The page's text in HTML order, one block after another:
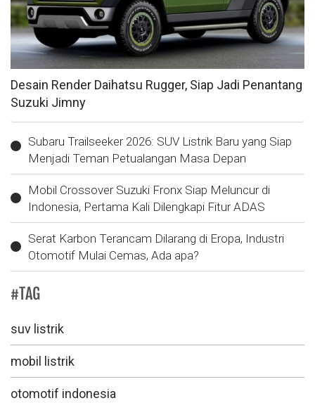
Desain Render Daihatsu Rugger, Siap Jadi Penantang
Suzuki Jimny
Subaru Trailseeker 2026: SUV Listrik Baru yang Siap
Menjadi Teman Petualangan Masa Depan
Mobil Crossover Suzuki Fronx Siap Meluncur di
Indonesia, Pertama Kali Dilengkapi Fitur ADAS
Serat Karbon Terancam Dilarang di Eropa, Industri
Otomotif Mulai Cemas, Ada apa?
#TAG
suv listrik
mobil listrik
otomotif indonesia